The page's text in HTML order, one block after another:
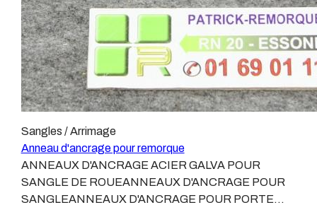
qui permet de passer le crochet des sangles de
roue.Caractéristiques de l'anneau ALFEM 162 pour
sangles de roue :Diamètre extérieur : 54Diamètre
intérieur : 29Diamètre du corps de l'anneau : 12 mmPour
boulon de 12 (clé de 19)Poids avec boulon et rondelle :
180 gRéférence : ALFEM 162Matériel disponible à
notre dépot de Ballainvilliers.Expédition possible.
Sangles / Arrimage
Anneau d'ancrage pour remorque
ANNEAUX D'ANCRAGE ACIER GALVA POUR
SANGLE DE ROUEANNEAUX D'ANCRAGE POUR
SANGLEANNEAUX D'ANCRAGE POUR PORTE